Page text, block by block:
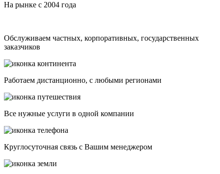
На рынке с 2004 года
Обслуживаем частных, корпоративных, государственных
заказчиков
Работаем дистанционно, с любыми регионами
Все нужные услуги в одной компании
Круглосуточная связь с Вашим менеджером